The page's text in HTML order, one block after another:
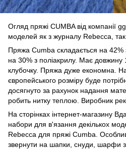
Огляд пряжі CUMBA від компанії
моделей як з журналу Rebecca, так
Пряжа Cumba складається на 42%
на 30% з поліакрилу. Має
клубочку. Пряжа дуже економна.
європейського розміру буде
досягнуто за рахунок надання
робить нитку теплою. Виробник
На сторінках інтернет-магазину
набори для в'язання декількох
Rebecca для пряжі Cumba.
звернути на шапки, снуди, шарфи з